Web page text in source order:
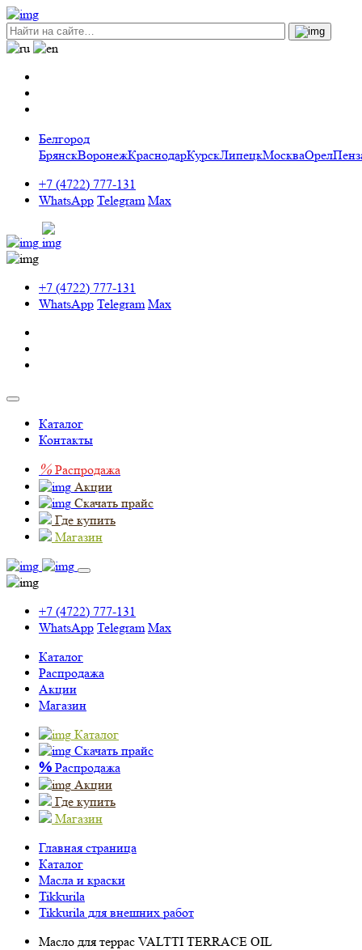
Белгород
БрянскВоронежКраснодарКурскЛипецкМоскваОрел
+7 (4722) 777-131
WhatsApp Telegram Max
+7 (4722) 777-131
WhatsApp Telegram Max
Каталог
Контакты
% Распродажа
Акции
Скачать прайс
Где купить
Магазин
+7 (4722) 777-131
WhatsApp Telegram Max
Каталог
Распродажа
Акции
Магазин
Каталог
Скачать прайс
% Распродажа
Акции
Где купить
Магазин
Главная страница
Каталог
Масла и краски
Tikkurila
Tikkurila для внешних работ
Масло для террас VALTTI TERRACE OIL